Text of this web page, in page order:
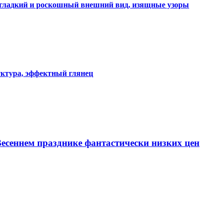
и роскошный внешний вид, изящные узоры
эффектный глянец
празднике фантастически низких цен